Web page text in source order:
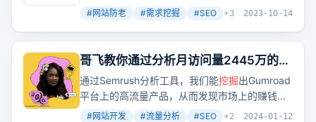
用文章中提到的一些词实际给大家演示一下如何
#网站防老 #需求挖掘 #SEO +3 2023-10-14
哥飞教你通过分析月访问量2445万的
Gumroad 高流量页面来挖掘他人正在赚
钱的 需求
通过Semrush分析工具，我们能挖掘出Gumroad
平台上的高流量产品，从而发现市场上的赚钱需
求。这不仅展示了如何通过分析工具来发现商
#网站开发 #流量分析 #SEO +2 2024-01-12